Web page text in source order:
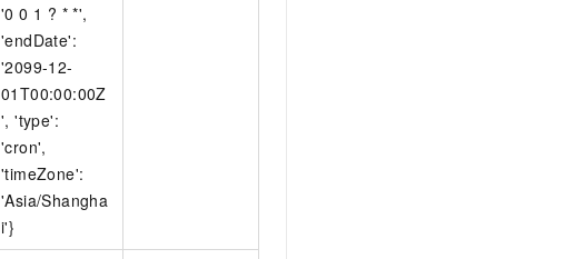
'0 0 1 ? * *',
'endDate':
'2099-12-
01T00:00:00Z
', 'type':
'cron',
'timeZone':
'Asia/Shangha
i'}